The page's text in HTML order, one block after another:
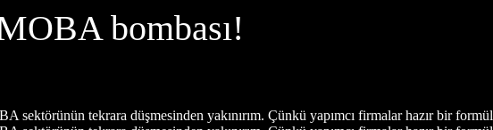
bombası!
sektörünün tekrara düşmesinden yakınırım. Çünkü yapımcı firmalar hazır bir